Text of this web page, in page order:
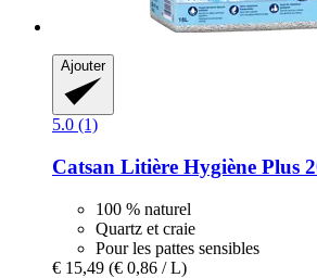
Ajouter
5.0 (1)
Catsan Litière Hygiène Plus
100 % naturel
Quartz et craie
Pour les pattes sensibles
€ 15,49 (€ 0,86 / L)